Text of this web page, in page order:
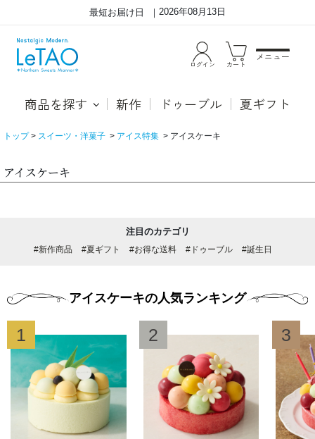
最短お届け日 2026年08月13日
ログイン カート
メニュー
商品を探す 新作 ドゥーブル 夏ギフト
トップ スイーツ・洋菓子 アイス特集 アイスケーキ
アイスケーキ
注目のカテゴリ
#新作商品 #夏ギフト #お得な送料 #ドゥーブル #誕生日
アイスケーキの人気ランキング
1 2 3